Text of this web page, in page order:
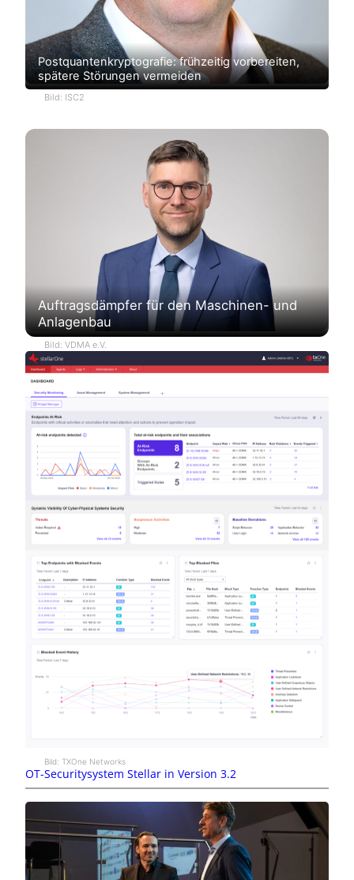
Postquantenkryptografie: frühzeitig vorbereiten,
spätere Störungen vermeiden
Bild: ISC2
Auftragsdämpfer für den Maschinen- und
Anlagenbau
Bild: VDMA e.V.
Bild: TXOne Networks
OT-Securitysystem Stellar in Version 3.2